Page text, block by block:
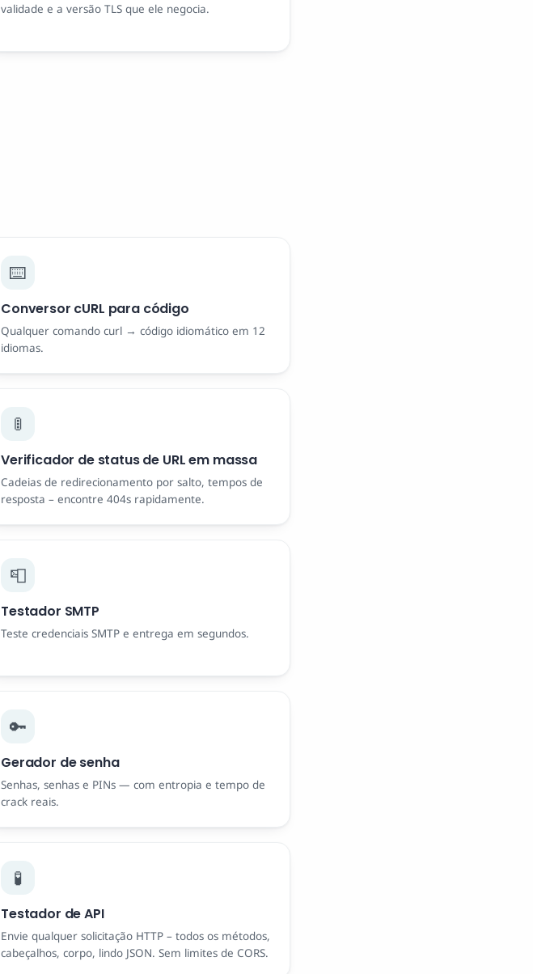
validade e a versão TLS que ele negocia.
⌨️
Conversor cURL para código
Qualquer comando curl → código idiomático em 12
idiomas.
🚦
Verificador de status de URL em massa
Cadeias de redirecionamento por salto, tempos de
resposta – encontre 404s rapidamente.
📮
Testador SMTP
Teste credenciais SMTP e entrega em segundos.
🔑
Gerador de senha
Senhas, senhas e PINs — com entropia e tempo de
crack reais.
🧪
Testador de API
Envie qualquer solicitação HTTP – todos os métodos,
cabeçalhos, corpo, lindo JSON. Sem limites de CORS.